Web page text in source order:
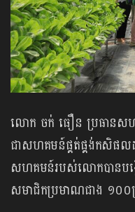
លោក ចក់ ធឿន ប្រធានស
ជាសហគមន៍ផ្គត់ផ្គង់កសិផ
សហគមន៍របស់លោកបានបង្
សមាជិកប្រមាណជាង ១០០